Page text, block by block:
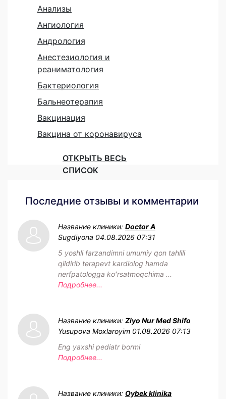
Анализы
Ангиология
Андрология
Анестезиология и
реаниматология
Бактериология
Бальнеотерапия
Вакцинация
Вакцина от коронавируса
ОТКРЫТЬ ВЕСЬ
СПИСОК
Последние отзывы и комментарии
Название клиники: Doctor A
Sugdiyona 04.08.2026 07:31
5 yoshli farzandimni umumiy qon tahlili
qildirib terapevt kardiolog hamda
nerfpatologga koʻrsatmoqchima ...
Подробнее...
Название клиники: Ziyo Nur Med Shifo
Yusupova Moxlaroyim 01.08.2026 07:13
Eng yaxshi pediatr bormi
Подробнее...
Название клиники: Oybek klinika